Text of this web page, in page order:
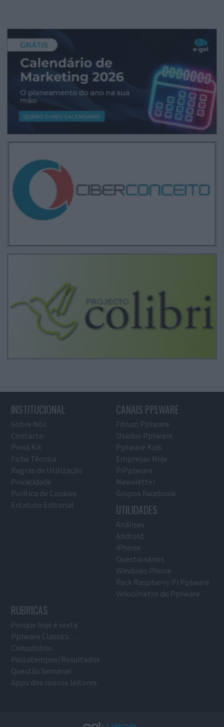
INSTITUCIONAL
Sobre Nós
Contacto
Press Kit
Ficha Técnica
Regras de Utilização
Privacidade
Política de Cookies
Estatuto Editorial
CANAIS PPLWARE
Fórum Pplware
Usados Pplware
Pplware Kids
Empresas Hoje
PiPplware
Newsletter
Grupos Facebook
UTILIDADES
Análises
Android
iPhone
Questionários
Windows Phone
Pack Raspberry Pi Pplware
Velocímetro do Pplware
RUBRICAS
Porque hoje é sexta
Pplware Classics…
Consultório
Passatempos/Resultados
Questão Semanal
Apps dos nossos leitores